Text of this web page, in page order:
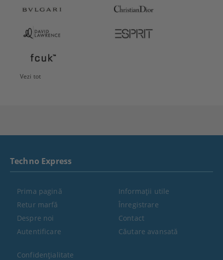
Vezi tot
Techno Express
Prima pagină
Retur marfă
Despre noi
Autentificare
Informaţii utile
Înregistrare
Contact
Căutare avansată
Confidenţialitate